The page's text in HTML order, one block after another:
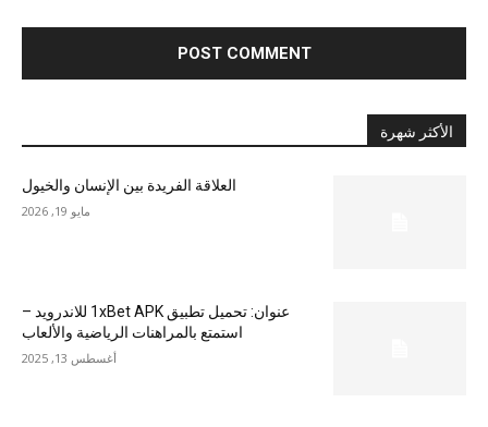
الأكثر شهرة
العلاقة الفريدة بين الإنسان والخيول
مايو 19, 2026
عنوان: تحميل تطبيق 1xBet APK للاندرويد –
استمتع بالمراهنات الرياضية والألعاب
أغسطس 13, 2025